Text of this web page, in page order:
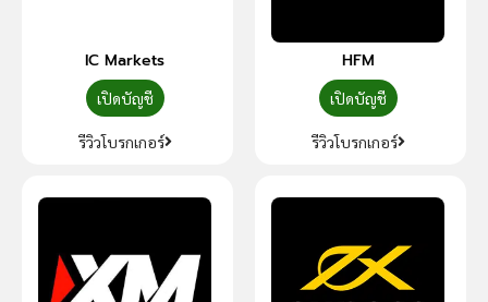
IC Markets
เปิดบัญชี
รีวิวโบรกเกอร์
HFM
เปิดบัญชี
รีวิวโบรกเกอร์